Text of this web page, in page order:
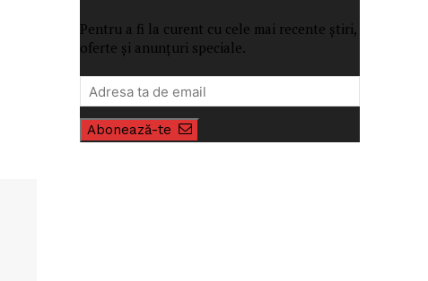
Pentru a fi la curent cu cele mai recente știri,
oferte și anunțuri speciale.
Abonează-te